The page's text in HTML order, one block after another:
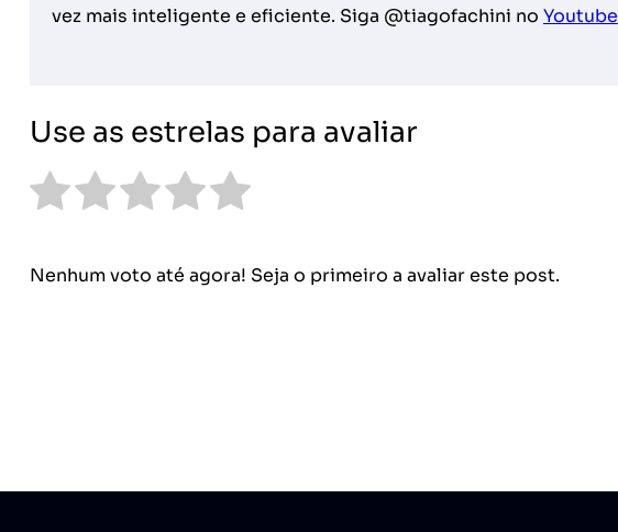
vez mais inteligente e eficiente. Siga @tiagofachini no Youtube
Use as estrelas para avaliar
Nenhum voto até agora! Seja o primeiro a avaliar este post.